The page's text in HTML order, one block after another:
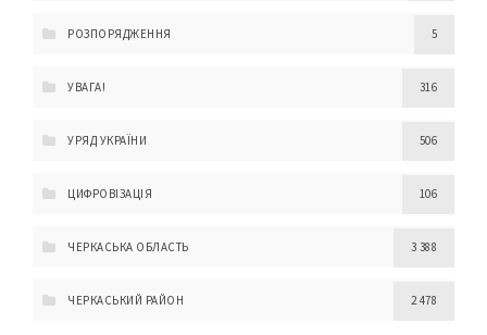
РОЗПОРЯДЖЕННЯ 5
УВАГА! 316
УРЯД УКРАЇНИ 506
ЦИФРОВІЗАЦІЯ 106
ЧЕРКАСЬКА ОБЛАСТЬ 3 388
ЧЕРКАСЬКИЙ РАЙОН 2 478